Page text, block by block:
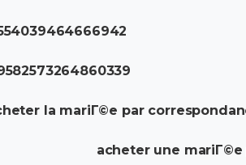
la mariГ©e par
acheter une mariГ©e